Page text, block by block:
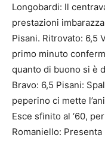
Longobardi: Il
prestazioni
Pisani. Ritrovato: 6,5
primo minuto
quanto di buono si è
Bravo: 6,5 Pisani:
peperino ci mette
Esce sfinito al ‘60,
Romaniello: